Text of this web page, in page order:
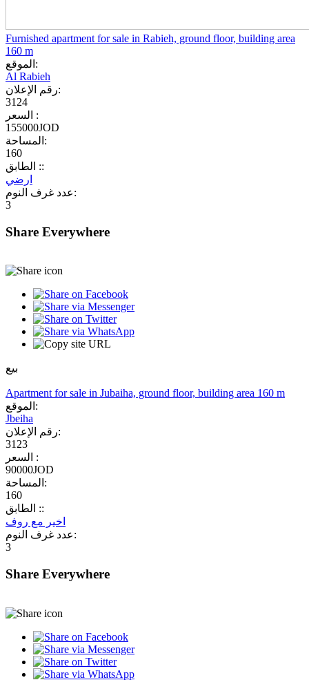
Furnished apartment for sale in Rabieh, ground floor, building area
160 m
الموقع:
Al Rabieh
رقم الإعلان:
3124
السعر :
155000JOD
المساحة:
160
الطابق ::
ارضي
عدد غرف النوم:
3
Share Everywhere
بيع
Apartment for sale in Jubaiha, ground floor, building area 160 m
الموقع:
Jbeiha
رقم الإعلان:
3123
السعر :
90000JOD
المساحة:
160
الطابق ::
اخير مع روف
عدد غرف النوم:
3
Share Everywhere